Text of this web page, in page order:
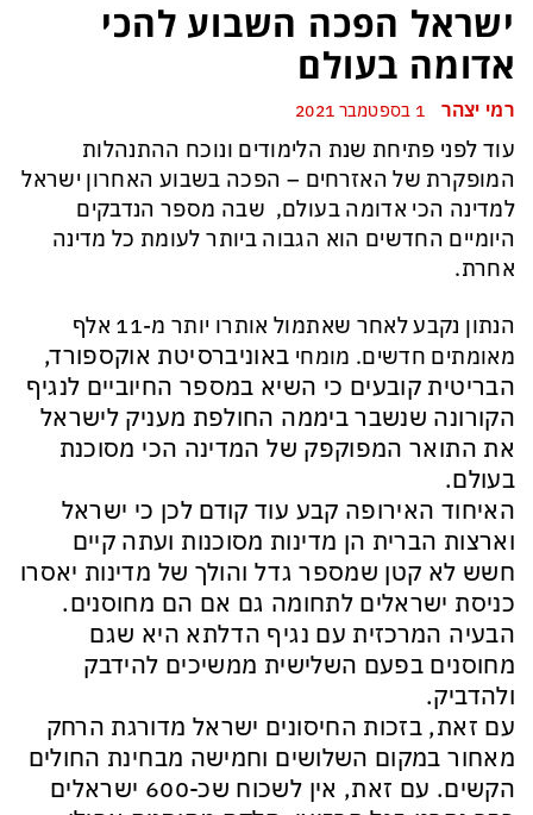
התקיפה החריגה במשחק חסר החשיבות מדגישה את התגברות
המלחמה על ראשות פיפ״א: הכסף הערבי עלול לנצח ולסכן את
מתייבש ועשר המדינות האירופיות שבתחומן הוא עובר מידרדרות במהירות
האוצר הסודי של העשירים נפרץ: פריצת הענק בליכטנשטיין עלולה להפוך
קבלו את סוד הנתיב הקל והבא ביותר להגשמה עצמית בדיוק
ישראל הפכה השבוע להכי
אדומה בעולם
רמי יצהר
עוד לפני פתיחת שנת הלימודים ונוכח ההתנהלות
המופקרת של האזרחים – הפכה בשבוע האחרון ישראל
למדינה הכי אדומה בעולם, שבה מספר הנדבקים
היומיים החדשים הוא הגבוה ביותר לעומת כל מדינה
אחרת.
הנתון נקבע לאחר שאתמול אותרו יותר מ-11 אלף
מאומתים חדשים. מומחי באוניברסיטת אוקספורד,
הבריטית קובעים כי השיא במספר החיוביים לנגיף
הקורונה שנשבר ביממה החולפת מעניק לישראל
את התואר המפוקפק של המדינה הכי מסוכנת
בעולם.
האיחוד האירופה קבע עוד קודם לכן כי ישראל
וארצות הברית הן מדינות מסוכנות ועתה קיים
חשש לא קטן שמספר גדל והולך של מדינות יאסרו
כניסת ישראלים לתחומה גם אם הם מחוסנים.
הבעיה המרכזית עם נגיף הדלתא היא שגם
מחוסנים בפעם השלישית ממשיכים להידבק
ולהדביק.
עם זאת, בזכות החיסונים ישראל מדורגת הרחק
מאחור במקום השלושים וחמישה מבחינת החולים
הקשים. עם זאת, אין לשכוח שכ-600 ישראלים